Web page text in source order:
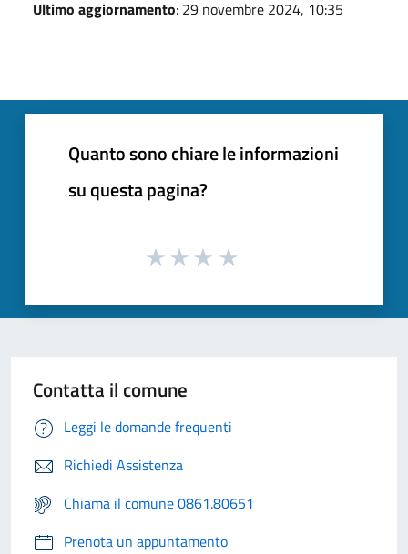
Ultimo aggiornamento: 29 novembre 2024, 10:35
Quanto sono chiare le informazioni
su questa pagina?
Contatta il comune
Leggi le domande frequenti
Richiedi Assistenza
Chiama il comune 0861.80651
Prenota un appuntamento